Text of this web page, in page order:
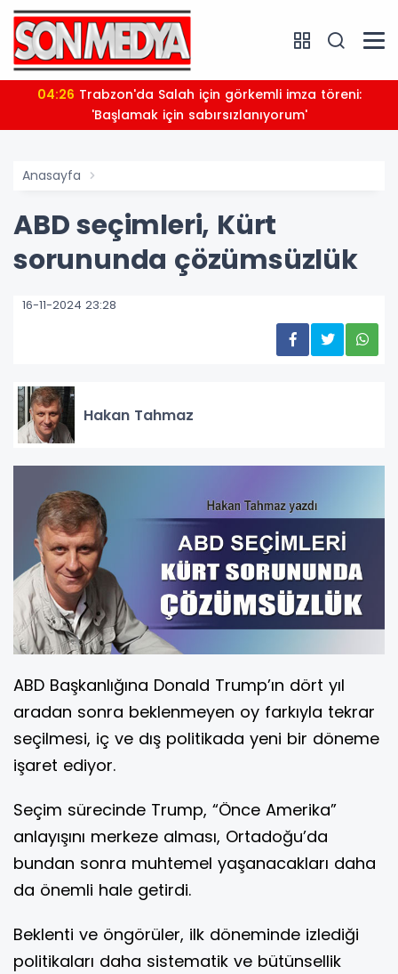
04:26
'Başlamak için sabırsızlanıyorum'
Anasayfa
ABD seçimleri, Kürt
sorununda çözümsüzlük
16-11-2024 23:28
Hakan Tahmaz
ABD Başkanlığına Donald Trump’ın dört yıl
aradan sonra beklenmeyen oy farkıyla tekrar
seçilmesi, iç ve dış politikada yeni bir döneme
işaret ediyor.
Seçim sürecinde Trump, “Önce Amerika”
anlayışını merkeze alması, Ortadoğu’da
bundan sonra muhtemel yaşanacakları daha
da önemli hale getirdi.
Beklenti ve öngörüler, ilk döneminde izlediği
politikaları daha sistematik ve bütünsellik